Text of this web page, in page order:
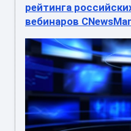
рейтинга
вебинаров